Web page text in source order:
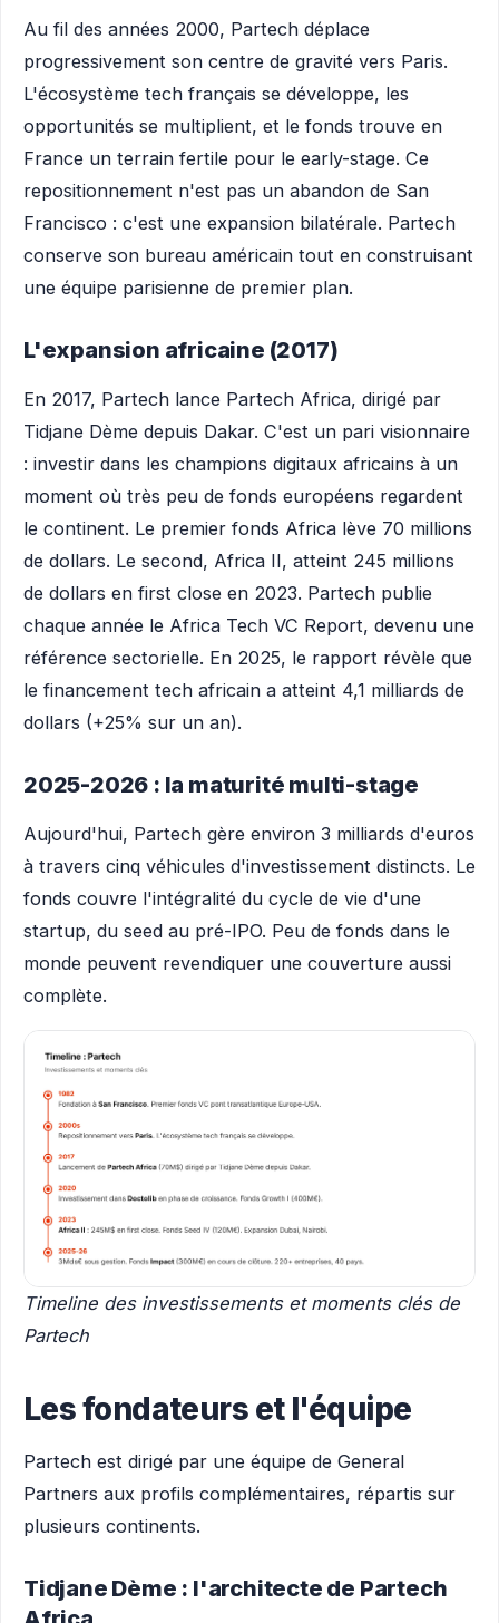
Au fil des années 2000, Partech déplace
progressivement son centre de gravité vers Paris.
L'écosystème tech français se développe, les
opportunités se multiplient, et le fonds trouve en
France un terrain fertile pour le early-stage. Ce
repositionnement n'est pas un abandon de San
Francisco : c'est une expansion bilatérale. Partech
conserve son bureau américain tout en construisant
une équipe parisienne de premier plan.
L'expansion africaine (2017)
En 2017, Partech lance Partech Africa, dirigé par
Tidjane Dème depuis Dakar. C'est un pari visionnaire
: investir dans les champions digitaux africains à un
moment où très peu de fonds européens regardent
le continent. Le premier fonds Africa lève 70 millions
de dollars. Le second, Africa II, atteint 245 millions
de dollars en first close en 2023. Partech publie
chaque année le Africa Tech VC Report, devenu une
référence sectorielle. En 2025, le rapport révèle que
le financement tech africain a atteint 4,1 milliards de
dollars (+25% sur un an).
2025-2026 : la maturité multi-stage
Aujourd'hui, Partech gère environ 3 milliards d'euros
à travers cinq véhicules d'investissement distincts. Le
fonds couvre l'intégralité du cycle de vie d'une
startup, du seed au pré-IPO. Peu de fonds dans le
monde peuvent revendiquer une couverture aussi
complète.
Timeline des investissements et moments clés de
Partech
Les fondateurs et l'équipe
Partech est dirigé par une équipe de General
Partners aux profils complémentaires, répartis sur
plusieurs continents.
Tidjane Dème : l'architecte de Partech